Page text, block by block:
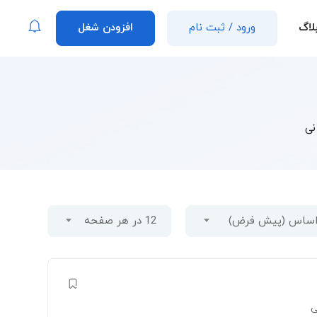
ورود / ثبت نام افزودن شغل
اساس (پیش فرض) 12 در هر صفحه